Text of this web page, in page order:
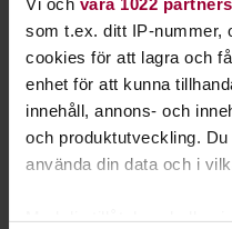
som t.ex. ditt IP-nummer,
cookies för att lagra och
enhet för att kunna
innehåll, annons- och
och produktutveckling.
använda din data och i
Läs mer om att starta
Nästa steg